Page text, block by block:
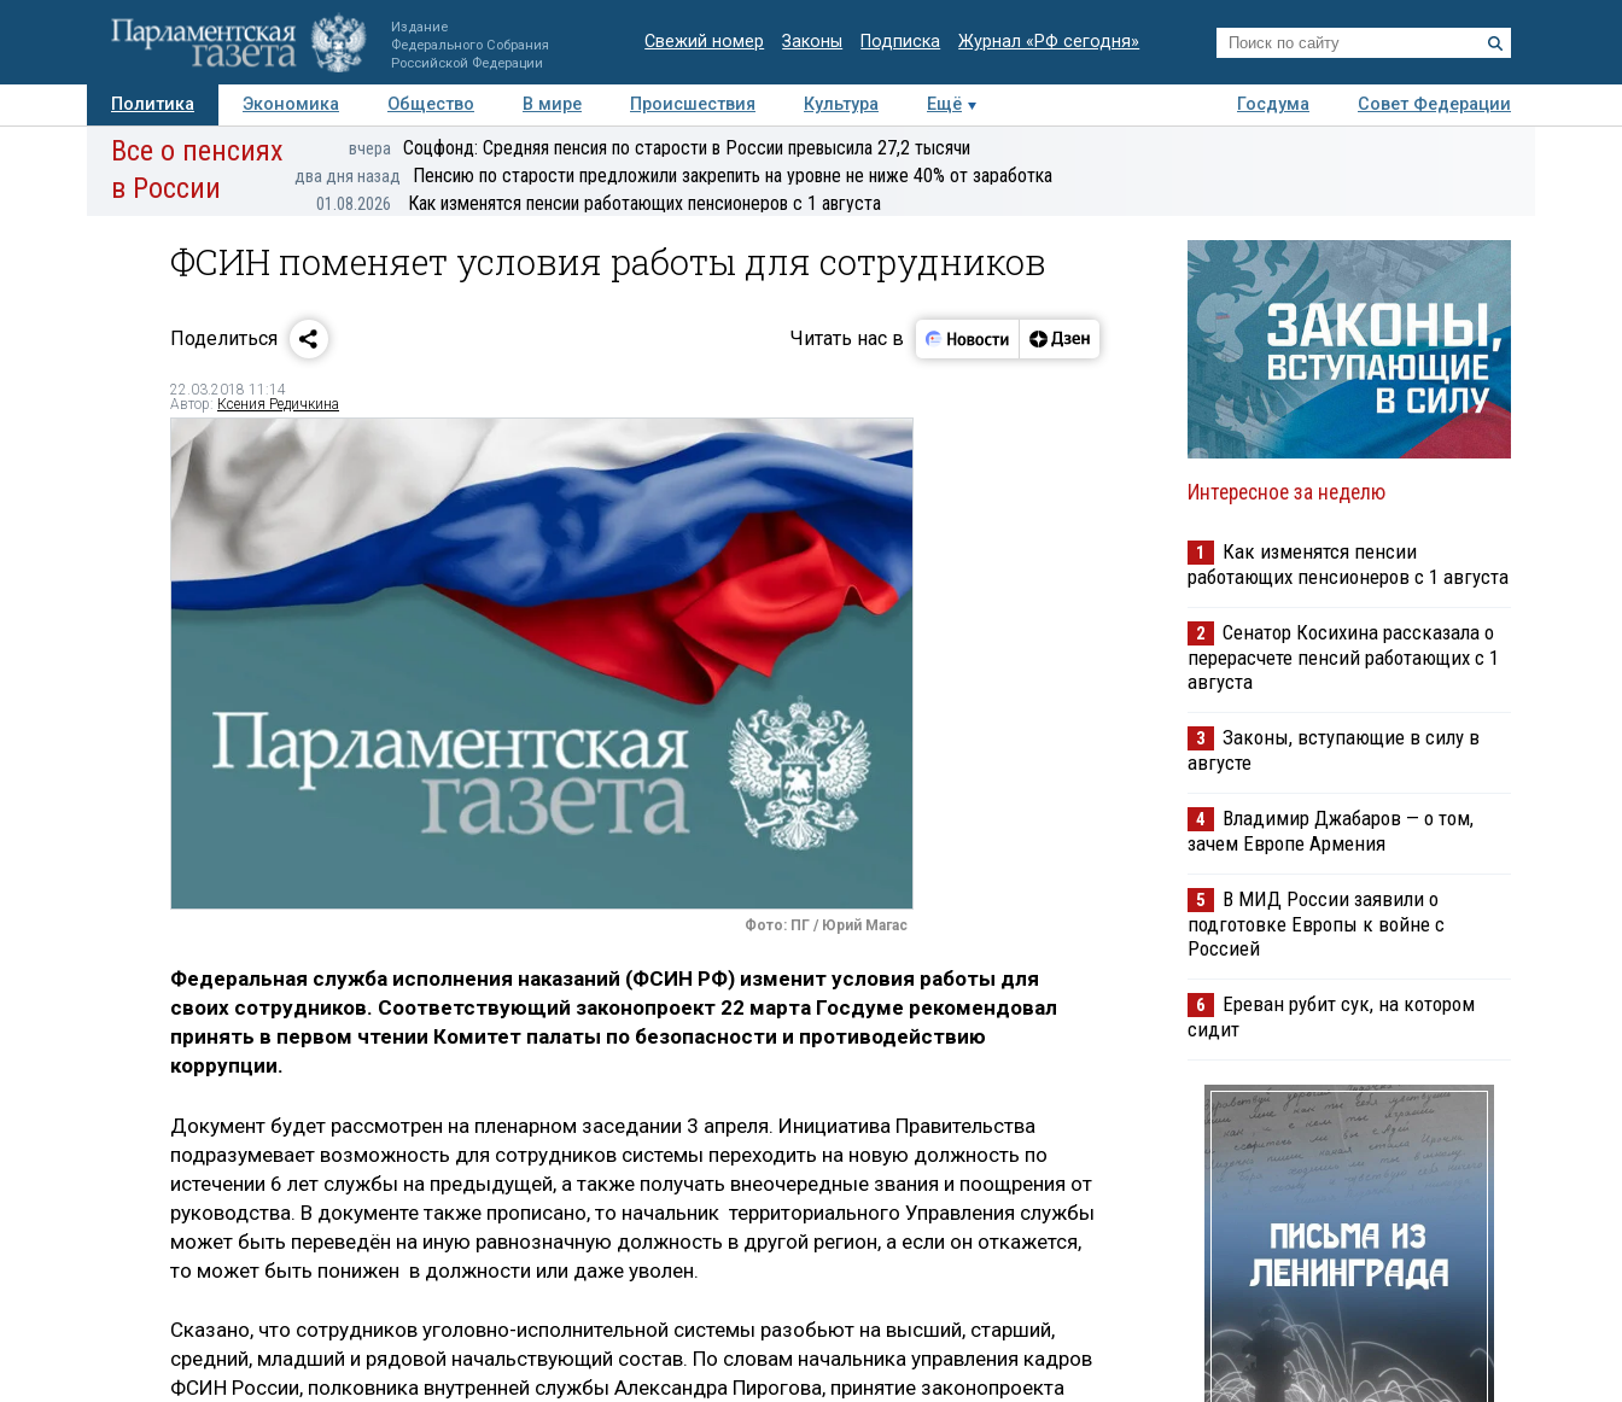
Издание
Федерального Собрания
Российской Федерации
Свежий номер Законы Подписка Журнал «РФ сегодня»
Политика Экономика Общество В мире Происшествия Культура Ещё Госдума
Совет Федерации
Авторы Персоны Мнения Регионы Медиацентр Интервью Колумнисты
экспертиза
Все о пенсиях
в России
вчера Соцфонд: Средняя пенсия по старости в России превысила 27,2 тысячи
два дня назад Пенсию по старости предложили закрепить на уровне не ниже 40% от заработка
01.08.2026 Как изменятся пенсии работающих пенсионеров с 1 августа
ФСИН поменяет условия работы для сотрудников
Поделиться Читать нас в
22.03.2018 11:14
Автор: Ксения Редичкина
Фото: ПГ / Юрий Магас
Федеральная служба исполнения наказаний (ФСИН РФ) изменит условия работы для
своих сотрудников. Соответствующий законопроект 22 марта Госдуме рекомендовал
принять в первом чтении Комитет палаты по безопасности и противодействию
коррупции.
Документ будет рассмотрен на пленарном заседании 3 апреля. Инициатива Правительства
подразумевает возможность для сотрудников системы переходить на новую должность по
истечении 6 лет службы на предыдущей, а также получать внеочередные звания и поощрения от
руководства. В документе также прописано, то начальник территориального Управления службы
может быть переведён на иную равнозначную должность в другой регион, а если он откажется,
то может быть понижен в должности или даже уволен.
Сказано, что сотрудников уголовно-исполнительной системы разобьют на высший, старший,
средний, младший и рядовой начальствующий состав. По словам начальника управления кадров
ФСИН России, полковника внутренней службы Александра Пирогова, принятие законопроекта
Интересное за неделю
1
Как изменятся пенсии
работающих пенсионеров с 1 августа
2
Сенатор Косихина рассказала о
перерасчете пенсий работающих с 1
августа
3
Законы, вступающие в силу в
августе
4
Владимир Джабаров — о том,
зачем Европе Армения
5
В МИД России заявили о
подготовке Европы к войне с
Россией
6
Ереван рубит сук, на котором
сидит